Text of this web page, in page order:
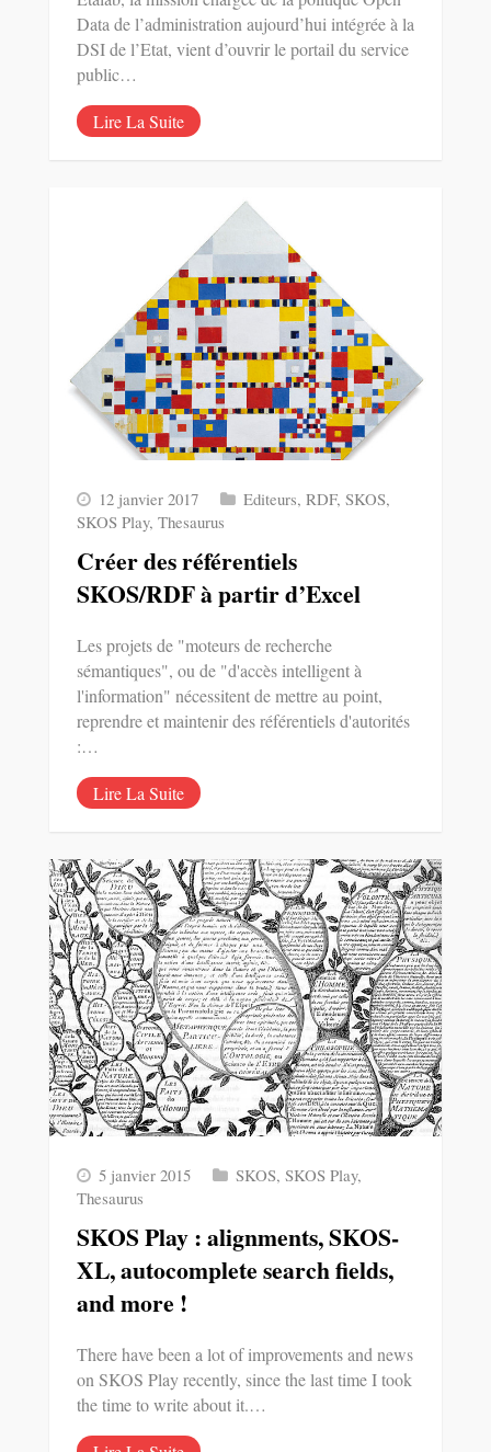
Data de l’administration aujourd’hui intégrée à la
DSI de l’Etat, vient d’ouvrir le portail du service
public…
Lire La Suite
12 janvier 2017 Editeurs, RDF, SKOS,
SKOS Play, Thesaurus
Créer des référentiels
SKOS/RDF à partir d’Excel
Les projets de "moteurs de recherche
sémantiques", ou de "d'accès intelligent à
l'information" nécessitent de mettre au point,
reprendre et maintenir des référentiels d'autorités
:…
Lire La Suite
5 janvier 2015 SKOS, SKOS Play,
Thesaurus
SKOS Play : alignments, SKOS-
XL, autocomplete search fields,
and more !
There have been a lot of improvements and news
on SKOS Play recently, since the last time I took
the time to write about it.…